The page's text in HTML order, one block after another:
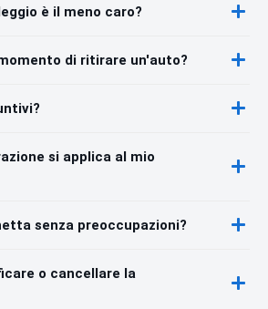
è il meno caro?
di ritirare un'auto?
si applica al mio
senza preoccupazioni?
o cancellare la